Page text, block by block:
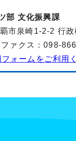
部 文化振興課
泉崎1-2-2 行政
ァクス：098-
ォームをご利用